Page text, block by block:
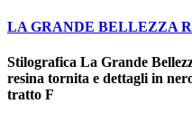
LA GRANDE BELLEZZA
Stilografica La Grande
resina tornita e dettagli in
tratto F